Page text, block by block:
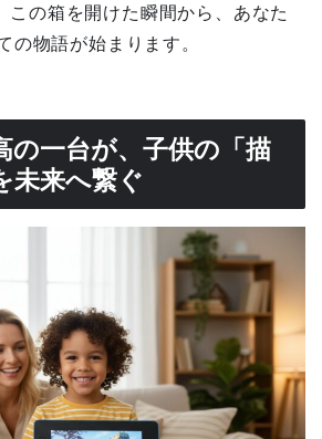
この箱を開けた瞬間から、あなた
の物語が始まります。
の一台が、子供の「描
未来へ繋ぐ